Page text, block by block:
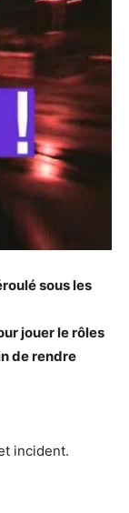
sous les
jouer le rôles
de rendre
incident.